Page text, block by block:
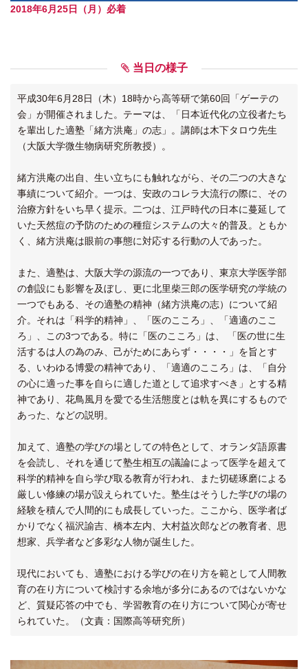
2018年6月25日（月）必着
当日の様子
平成30年6月28日（木）18時から高等研で第60回「ゲーテの
会」が開催されました。テーマは、「日本近代化の立役者たち
を輩出した適塾「緒方洪庵」の志」。講師は木下タロウ先生
（大阪大学微生物病研究所教授）。
緒方洪庵の出自、生い立ちにも触れながら、その二つの大きな
事績について紹介。一つは、安政のコレラ大流行の際に、その
治療方針をいち早く提示。二つは、江戸時代の日本に蔓延して
いた天然痘の予防のための種痘システムの大々的普及。ともか
く、緒方洪庵は眼前の事態に対応する行動の人であった。
また、適塾は、大阪大学の源流の一つであり、東京大学医学部
の創設にも影響を及ぼし、更に北里柴三郎の医学研究の学統の
一つでもある、その適塾の精神（緒方洪庵の志）について紹
介。それは「科学的精神」、「医のこころ」、「適適のここ
ろ」、この3つである。特に「医のこころ」は、 「医の世に生
活するは人の為のみ、己がためにあらず・・・・」を旨とす
る、いわゆる博愛の精神であり、「適適のこころ」は、「自分
の心に適った事を自らに適した道として追求すべき」とする精
神であり、花鳥風月を愛でる生活態度とは軌を異にするもので
あった、などの説明。
加えて、適塾の学びの場としての特色として、オランダ語原書
を会読し、それを通じて塾生相互の議論によって医学を超えて
科学的精神を自ら学び取る教育が行われ、また切磋琢磨による
厳しい修練の場が設えられていた。塾生はそうした学びの場の
経験を積んで人間的にも成長していった。ここから、医学者ば
かりでなく福沢諭吉、橋本左内、大村益次郎などの教育者、思
想家、兵学者など多彩な人物が誕生した。
現代においても、適塾における学びの在り方を範として人間教
育の在り方について検討する余地が多分にあるのではないかな
ど、質疑応答の中でも、学習教育の在り方について関心が寄せ
られていた。（文責：国際高等研究所）